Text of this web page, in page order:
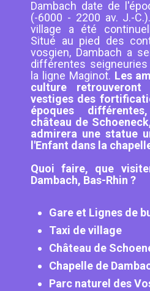
Dambach date de
(-6000 - 2200 av. J.-
village a été
Situé au pied des
vosgien, Dambach a
différentes
la ligne Maginot. Les
culture
vestiges des
époques
château de
admirera une statue
l'Enfant dans la
Quoi faire, que
Dambach, Bas-Rhin ?
Gare et Lignes de
Taxi de village
Château de
Chapelle de
Parc naturel des